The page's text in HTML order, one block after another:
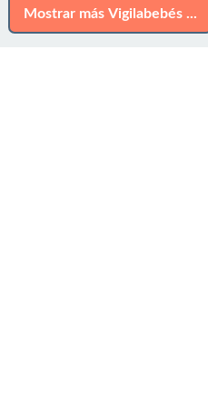
Mostrar más Vigilabebés ...